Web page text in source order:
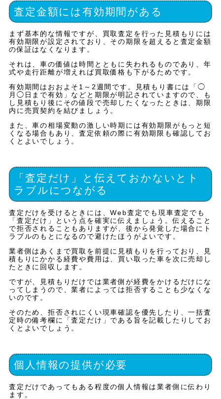
査定金額には有効期間がある
まず基本的な情報ですが、買取査定を行った見積もりには
有効期限が設定されており、その期限を超えると査定金額
の保証はなくなります。
それは、車の価値は時間とともに失われるものであり、年
式や走行距離が増えれば買取価格も下がるためです。
有効期間はおおよそ1～2週間です。見積もり書には「◯
月◯日まで有効」などと期限が明記されていますので、も
し見積もり後にその値段で売却したくなったときは、期限
内に売買契約を結びましょう。
また、車の相場変動の激しい時期には有効期限がもっと短
くなる場合もあり、査定依頼の際に有効期限も確認してお
くとよいでしょう。
「査定だけ」と伝えておかないとト
ラブルにつながる
査定だけを受けるときには、Web査定でも現車査定でも
「査定だけ」という点を確実に伝えましょう。伝えること
で拒否されることもありますが、後から発覚した場合にト
ラブルのもとになるので避けたほうがよいです。
業者側はあくまで買取を前提に見積もりを行っており、見
積もりにかかる経費や費用は、買い取った車を次に売却し
たときに回収します。
ですが、見積もりだけでは業者側が経費をかけるだけにな
ってしまうので、業者によっては拒否することも少なくな
いのです。
そのため、拒否されにくい現車確認を優先したり、一括査
定時の備考欄に「査定だけ」である旨を記載したりしてお
くとよいでしょう。
個人情報の提供が必要
査定だけであってもある程度の個人情報は業者側に伝わり
ます。